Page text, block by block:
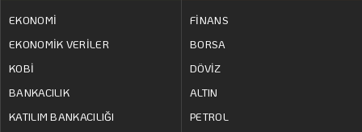
EKONOMİ
EKONOMİK VERİLER
KOBİ
BANKACILIK
KATILIM BANKACILIĞI
FİNANS
BORSA
DÖVİZ
ALTIN
PETROL